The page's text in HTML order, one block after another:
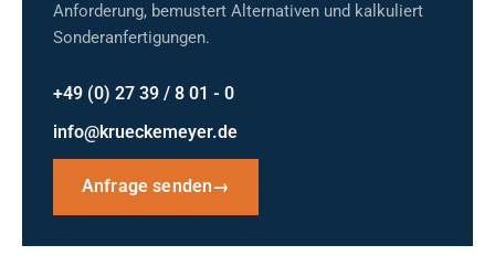
Anforderung, bemustert Alternativen und kalkuliert
Sonderanfertigungen.
+49 (0) 27 39 / 8 01 - 0
info@krueckemeyer.de
Anfrage senden→